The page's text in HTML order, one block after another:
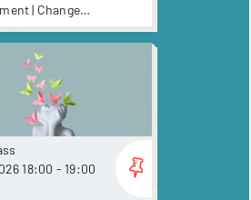
| Change
| Digitalisierung |
| Informatik
| Wirtschaft |
18:00 - 19:00
more...